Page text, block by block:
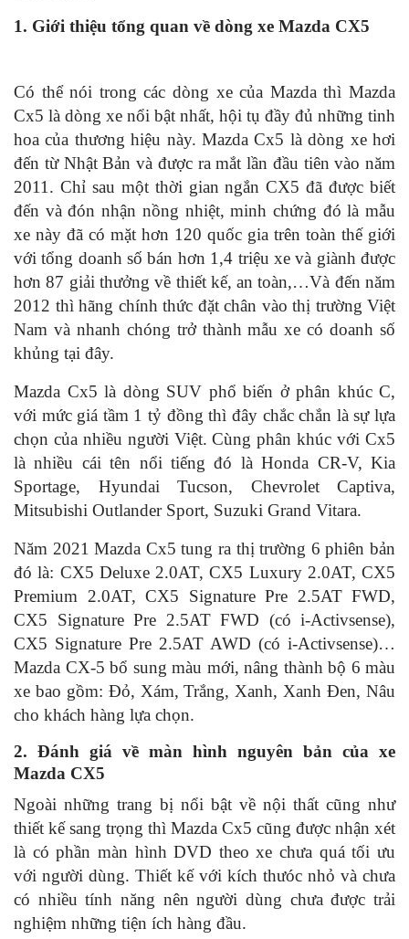
1. Giới thiệu tổng quan về dòng xe Mazda CX5
Có thể nói trong các dòng xe của Mazda thì Mazda
Cx5 là dòng xe nổi bật nhất, hội tụ đầy đủ những tinh
hoa của thương hiệu này. Mazda Cx5 là dòng xe hơi
đến từ Nhật Bản và được ra mắt lần đầu tiên vào năm
2011. Chỉ sau một thời gian ngắn CX5 đã được biết
đến và đón nhận nồng nhiệt, minh chứng đó là mẫu
xe này đã có mặt hơn 120 quốc gia trên toàn thế giới
với tổng doanh số bán hơn 1,4 triệu xe và giành được
hơn 87 giải thưởng về thiết kế, an toàn,…Và đến năm
2012 thì hãng chính thức đặt chân vào thị trường Việt
Nam và nhanh chóng trở thành mẫu xe có doanh số
khủng tại đây.
Mazda Cx5 là dòng SUV phổ biến ở phân khúc C,
với mức giá tầm 1 tỷ đồng thì đây chắc chắn là sự lựa
chọn của nhiều người Việt. Cùng phân khúc với Cx5
là nhiều cái tên nổi tiếng đó là Honda CR-V, Kia
Sportage, Hyundai Tucson, Chevrolet Captiva,
Mitsubishi Outlander Sport, Suzuki Grand Vitara.
Năm 2021 Mazda Cx5 tung ra thị trường 6 phiên bản
đó là: CX5 Deluxe 2.0AT, CX5 Luxury 2.0AT, CX5
Premium 2.0AT, CX5 Signature Pre 2.5AT FWD,
CX5 Signature Pre 2.5AT FWD (có i-Activsense),
CX5 Signature Pre 2.5AT AWD (có i-Activsense)…
Mazda CX-5 bổ sung màu mới, nâng thành bộ 6 màu
xe bao gồm: Đỏ, Xám, Trắng, Xanh, Xanh Đen, Nâu
cho khách hàng lựa chọn.
2. Đánh giá về màn hình nguyên bản của xe
Mazda CX5
Ngoài những trang bị nổi bật về nội thất cũng như
thiết kế sang trọng thì Mazda Cx5 cũng được nhận xét
là có phần màn hình DVD theo xe chưa quá tối ưu
với người dùng. Thiết kế với kích thưóc nhỏ và chưa
có nhiều tính năng nên người dùng chưa được trải
nghiệm những tiện ích hàng đầu.